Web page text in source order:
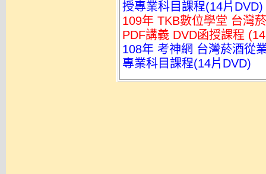
授專業科目課程(14片DVD)
109年 TKB數位學堂 台灣
PDF講義 DVD函授課程
108年 考神網 台灣菸酒從
專業科目課程(14片DVD)